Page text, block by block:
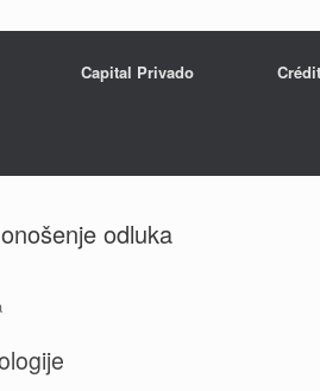
Capital Privado
odluka